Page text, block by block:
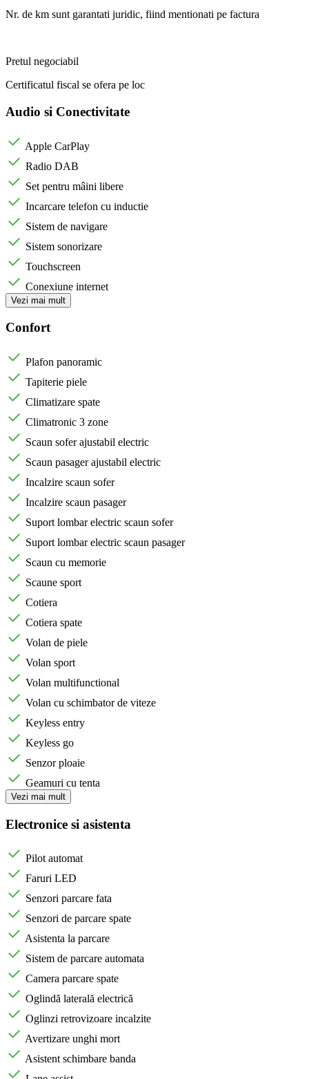
Nr. de km sunt garantati juridic, fiind mentionati pe factura
Pretul negociabil
Certificatul fiscal se ofera pe loc
Audio si Conectivitate
Apple CarPlay
Radio DAB
Set pentru mâini libere
Incarcare telefon cu inductie
Sistem de navigare
Sistem sonorizare
Touchscreen
Conexiune internet
Vezi mai mult
Confort
Plafon panoramic
Tapiterie piele
Climatizare spate
Climatronic 3 zone
Scaun sofer ajustabil electric
Scaun pasager ajustabil electric
Incalzire scaun sofer
Incalzire scaun pasager
Suport lombar electric scaun sofer
Suport lombar electric scaun pasager
Scaun cu memorie
Scaune sport
Cotiera
Cotiera spate
Volan de piele
Volan sport
Volan multifunctional
Volan cu schimbator de viteze
Keyless entry
Keyless go
Senzor ploaie
Geamuri cu tenta
Vezi mai mult
Electronice si asistenta
Pilot automat
Faruri LED
Senzori parcare fata
Senzori de parcare spate
Asistenta la parcare
Sistem de parcare automata
Camera parcare spate
Oglindă laterală electrică
Oglinzi retrovizoare incalzite
Avertizare unghi mort
Asistent schimbare banda